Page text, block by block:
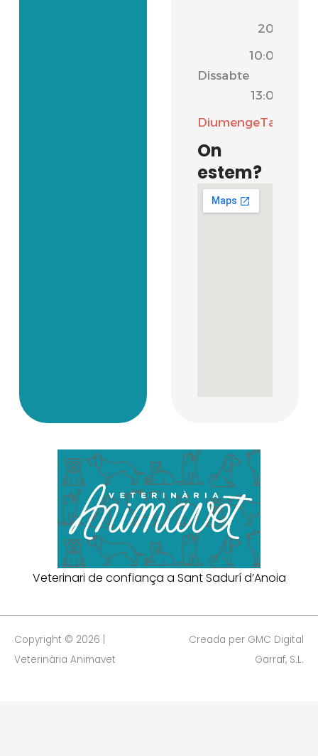
20:00
Dissabte
10:00
13:00
DiumengeTancat
On
estem?
Veterinari de confiança a Sant Sadurí d’Anoia
Copyright © 2026 |
Veterinària Animavet
Creada per GMC Digital
Garraf, S.L.